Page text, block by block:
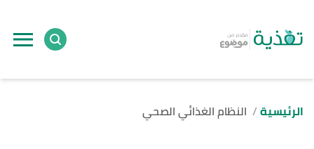
الرئيسية النظام الغذائي الصحي